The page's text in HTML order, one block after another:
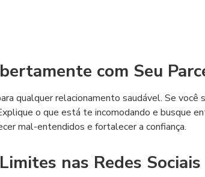
com Seu
qualquer relacionamento saudável. Se você
o que está te incomodando e busque
mal-entendidos e fortalecer a confiança.
nas Redes Sociais